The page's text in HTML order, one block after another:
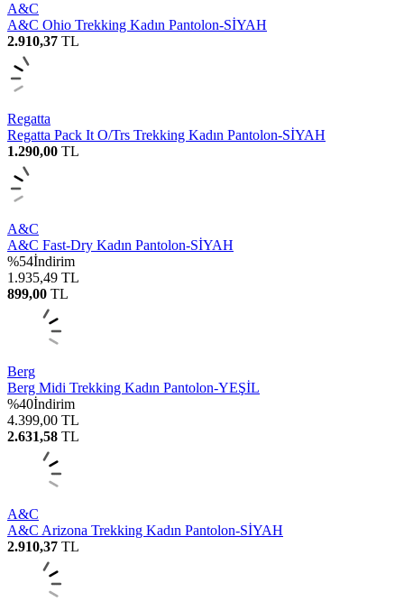
A&C
A&C Ohio Trekking Kadın Pantolon-SİYAH
2.910,37 TL
Regatta
Regatta Pack It O/Trs Trekking Kadın Pantolon-SİYAH
1.290,00 TL
A&C
A&C Fast-Dry Kadın Pantolon-SİYAH
%54İndirim
1.935,49 TL
899,00 TL
Berg
Berg Midi Trekking Kadın Pantolon-YEŞİL
%40İndirim
4.399,00 TL
2.631,58 TL
A&C
A&C Arizona Trekking Kadın Pantolon-SİYAH
2.910,37 TL